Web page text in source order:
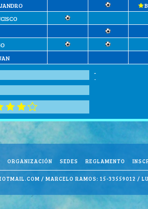
-
-
ORGANIZACIÓN SEDES REGLAMENTO
/ MARCELO RAMOS: 15-33559012 /